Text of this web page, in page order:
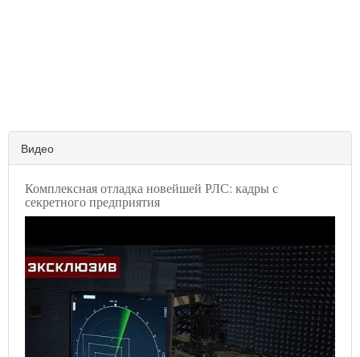
Видео
Комплексная отладка новейшей РЛС: кадры с
секретного предприятия